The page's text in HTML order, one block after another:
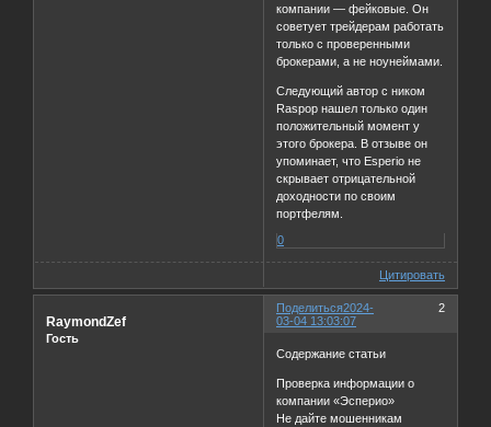
компании — фейковые. Он
советует трейдерам работать
только с проверенными
брокерами, а не ноунеймами.
Следующий автор с ником
Raspop нашел только один
положительный момент у
этого брокера. В отзыве он
упоминает, что Esperio не
скрывает отрицательной
доходности по своим
портфелям.
0
Цитировать
Поделиться 2
2024-
03-04 13:03:07
RaymondZef
Гость
Содержание статьи
Проверка информации о
компании «Эсперио»
Не дайте мошенникам